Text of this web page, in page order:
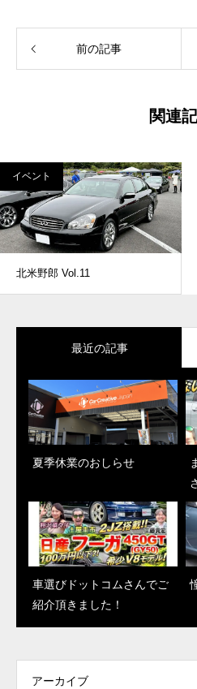
前の記事
関連
イベント
北米野郎 Vol.11
最近の記事
夏季休業のおしらせ
車選びドットコムさんでご
紹介頂きました！
またまた車選びドットコム
車選びドットコムさんでご
紹介頂きました！
アーカイブ